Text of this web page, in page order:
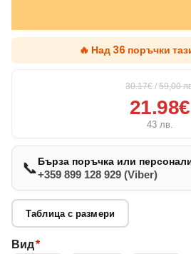
🔥 Над 36 поръчки
30.17€ / 59,00
21.98€
43 лв.
📞Бърза поръчка или
+359 899 128 929 (Viber)
Таблица с размери
Вид*